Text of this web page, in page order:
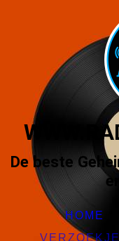
De beste
HOME